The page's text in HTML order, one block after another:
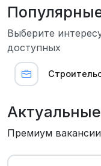
Выберите
доступных
Премиум